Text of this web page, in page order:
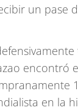
un pase
encontró
en la